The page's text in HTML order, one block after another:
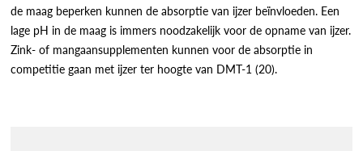
de maag beperken kunnen de absorptie van ijzer beïnvloeden. Een
lage pH in de maag is immers noodzakelijk voor de opname van ijzer.
Zink- of mangaansupplementen kunnen voor de absorptie in
competitie gaan met ijzer ter hoogte van DMT-1 (20).